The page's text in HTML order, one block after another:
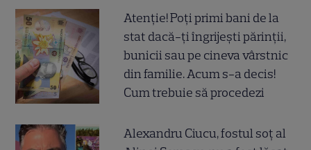
Atenție! Poți primi bani de la
stat dacă-ți îngrijești părinții,
bunicii sau pe cineva vârstnic
din familie. Acum s-a decis!
Cum trebuie să procedezi
Alexandru Ciucu, fostul soț al